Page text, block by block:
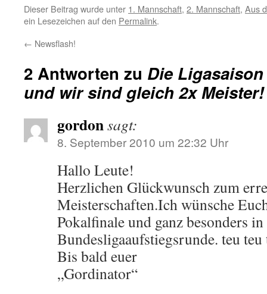
Dieser Beitrag wurde unter 1. Mannschaft, 2. Mannschaft, Aus
ein Lesezeichen auf den Permalink.
← Newsflash!
2 Antworten zu Die
und wir sind gleich 2x Meister!
gordonsagt:
8. September 2010 um 22:32 Uhr
Hallo Leute!
Herzlichen Glückwunsch zum
Meisterschaften.Ich wünsche
Pokalfinale und ganz besonders
Bundesligaaufstiegsrunde. teu teu
Bis bald euer
„Gordinator“